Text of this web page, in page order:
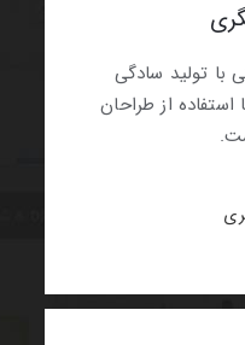
با تولید سادگی
از طراحان